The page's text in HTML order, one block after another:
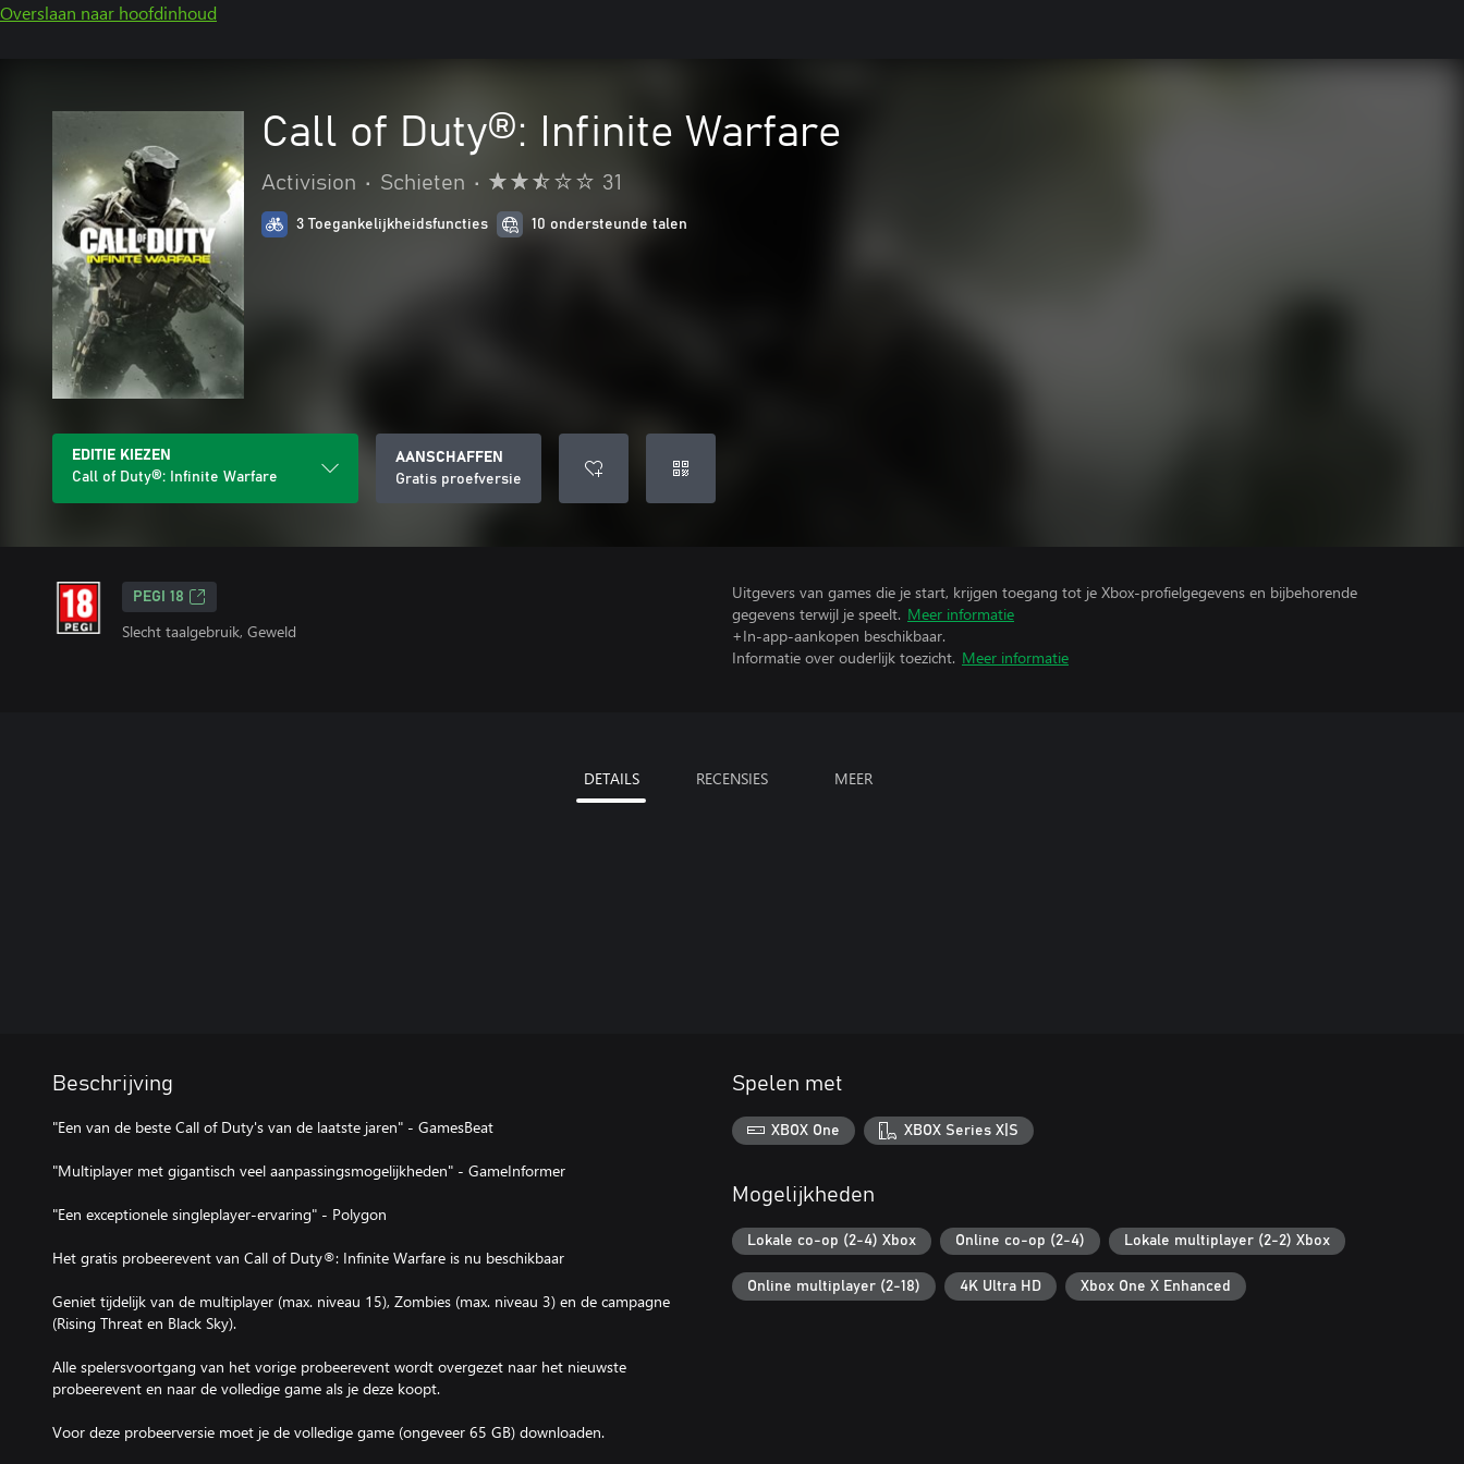
Overslaan naar hoofdinhoud
Call of Duty®: Infinite Warfare
Activision • Schieten • 31
3 Toegankelijkheidsfuncties 10 ondersteunde talen
EDITIE KIEZEN
Call of Duty®: Infinite Warfare
AANSCHAFFEN
Gratis proefversie
PEGI 18
Slecht taalgebruik, Geweld
Uitgevers van games die je start, krijgen toegang tot je Xbox-profielgegevens en bijbehorende
gegevens terwijl je speelt. Meer informatie
+In-app-aankopen beschikbaar.
Informatie over ouderlijk toezicht. Meer informatie
DETAILS RECENSIES MEER
Beschrijving
"Een van de beste Call of Duty's van de laatste jaren" - GamesBeat
"Multiplayer met gigantisch veel aanpassingsmogelijkheden" - GameInformer
"Een exceptionele singleplayer-ervaring" - Polygon
Het gratis probeerevent van Call of Duty®: Infinite Warfare is nu beschikbaar
Geniet tijdelijk van de multiplayer (max. niveau 15), Zombies (max. niveau 3) en de campagne
(Rising Threat en Black Sky).
Alle spelersvoortgang van het vorige probeerevent wordt overgezet naar het nieuwste
probeerevent en naar de volledige game als je deze koopt.
Voor deze probeerversie moet je de volledige game (ongeveer 65 GB) downloaden.
Spelen met
XBOX One XBOX Series X|S
Mogelijkheden
Lokale co-op (2-4) Xbox Online co-op (2-4) Lokale multiplayer (2-2) Xbox
Online multiplayer (2-18) 4K Ultra HD Xbox One X Enhanced